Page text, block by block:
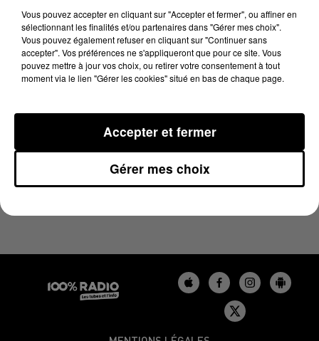
27 mars 2025 - 2 min 15 sec
LES INFOS DU GERS DU 27/03/2025 À 10H00
Vous pouvez accepter en cliquant sur "Accepter et fermer", ou affiner en
sélectionnant les finalités et/ou partenaires dans "Gérer mes choix".
Vous pouvez également refuser en cliquant sur "Continuer sans
accepter". Vos préférences ne s'appliqueront que pour ce site. Vous
pouvez mettre à jour vos choix, ou retirer votre consentement à tout
moment via le lien "Gérer les cookies" situé en bas de chaque page.
Gérer mes choix
Accepter et fermer